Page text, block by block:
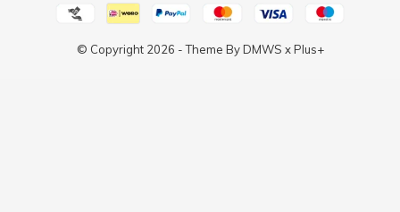
© Copyright 2026 - Theme ByDMWS xPlus+